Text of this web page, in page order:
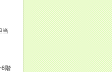
当
6階